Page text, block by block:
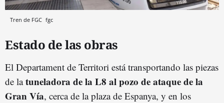
Tren de FGC fgc
Estado de las obras
El Departament de Territori está transportando las piezas
de latuneladora de la L8 al pozo de ataque de la
Gran Vía, cerca de la plaza de Espanya, y en los